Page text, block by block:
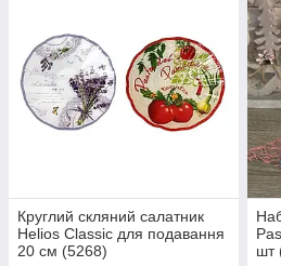
Круглий скляний салатник
Helios Classic для подавання
20 см (5268)
шт